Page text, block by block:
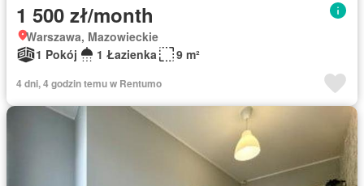
1 500 zł/month
Warszawa, Mazowieckie
1 Pokój
1 Łazienka 9 m²
4 dni, 4 godzin temu w Rentumo